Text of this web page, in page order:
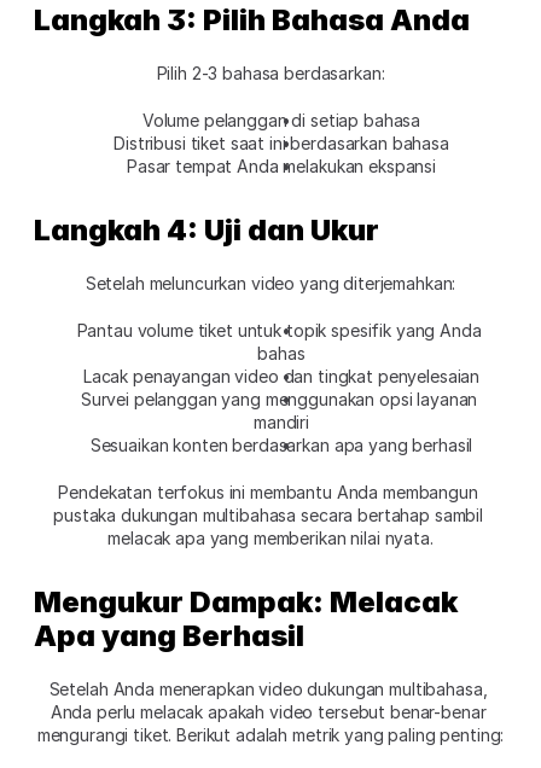
Langkah 3: Pilih Bahasa Anda
Pilih 2-3 bahasa berdasarkan:
Volume pelanggan di setiap bahasa
Distribusi tiket saat ini berdasarkan bahasa
Pasar tempat Anda melakukan ekspansi
Langkah 4: Uji dan Ukur
Setelah meluncurkan video yang diterjemahkan:
Pantau volume tiket untuk topik spesifik yang Anda
bahas
Lacak penayangan video dan tingkat penyelesaian
Survei pelanggan yang menggunakan opsi layanan
mandiri
Sesuaikan konten berdasarkan apa yang berhasil
Pendekatan terfokus ini membantu Anda membangun
pustaka dukungan multibahasa secara bertahap sambil
melacak apa yang memberikan nilai nyata.
Mengukur Dampak: Melacak
Apa yang Berhasil
Setelah Anda menerapkan video dukungan multibahasa,
Anda perlu melacak apakah video tersebut benar-benar
mengurangi tiket. Berikut adalah metrik yang paling penting: